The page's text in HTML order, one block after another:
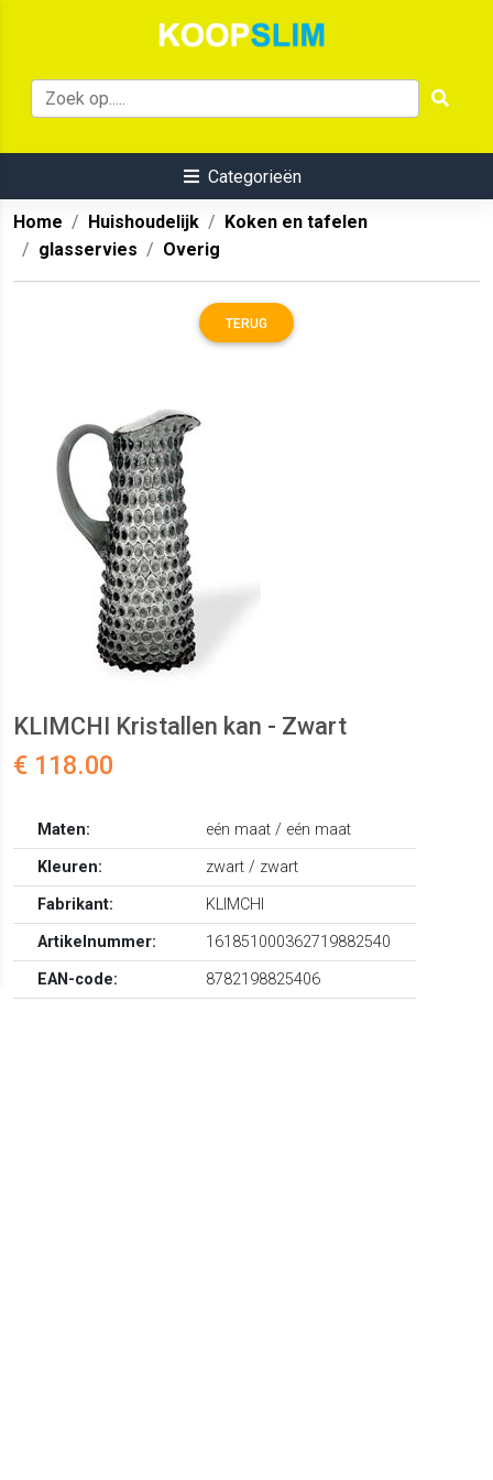
Categorieën
Home Huishoudelijk
Koken en tafelen
glasservies
Overig
TERUG
KLIMCHI Kristallen kan - Zwart
€ 118.00
Maten:
eén maat / eén maat
Kleuren:
zwart / zwart
Fabrikant:
KLIMCHI
Artikelnummer:
161851000362719882540
EAN-code:
8782198825406